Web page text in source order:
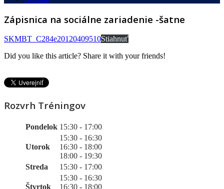
Zápisnica na sociálne zariadenie -šatne
SKMBT_C284e20120409510Stiahnuť
Did you like this article? Share it with your friends!
Rozvrh Tréningov
Pondelok 15:30 - 17:00
Utorok
15:30 - 16:30
16:30 - 18:00
18:00 - 19:30
Streda
15:30 - 17:00
Štvrtok
15:30 - 16:30
16:30 - 18:00